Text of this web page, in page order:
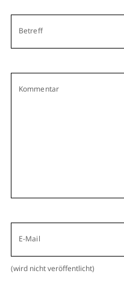
Betreff
Kommentar
E-Mail
(wird nicht veröffentlicht)